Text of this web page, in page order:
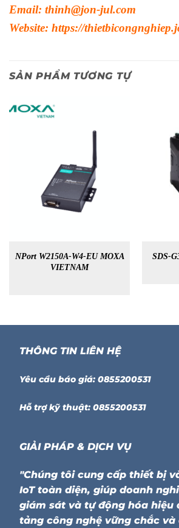
Email: thinh@jon-jul.com
Website: https://
SẢN PHẨM TƯƠNG TỰ
NPort W2150A-W4-EU MOXA
VIETNAM
SDS-
THÔNG TIN LIÊN HỆ
Yêu cầu báo giá: 0855200531
Hỗ trợ kỹ thuật: 0855200531
GIẢI PHÁP & DỊCH VỤ
"Chúng tôi cung cấp thiết bị
IoT toàn diện, giúp doanh
giám sát và tự động hóa hiệu
tảng công nghệ vững chắc và